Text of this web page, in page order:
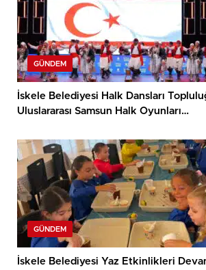
GÜNDEM
İskele Belediyesi Halk Dansları
Uluslararası Samsun Halk Oyunları
Ediyor
GÜNDEM
İskele Belediyesi Yaz Etkinlikleri